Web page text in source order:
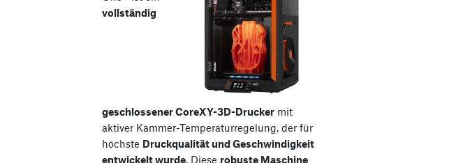
vollständig
geschlossener CoreXY-3D-Druckermit
aktiver Kammer-Temperaturregelung, der für
höchste Druckqualität und Geschwindigkeit
entwickelt wurde. Diese robuste Maschine